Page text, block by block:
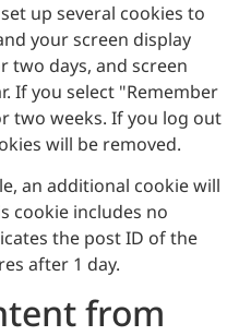
up several cookies to
your screen display
two days, and screen
If you select "Remember
two weeks. If you log out
will be removed.
an additional cookie will
cookie includes no
the post ID of the
after 1 day.
from